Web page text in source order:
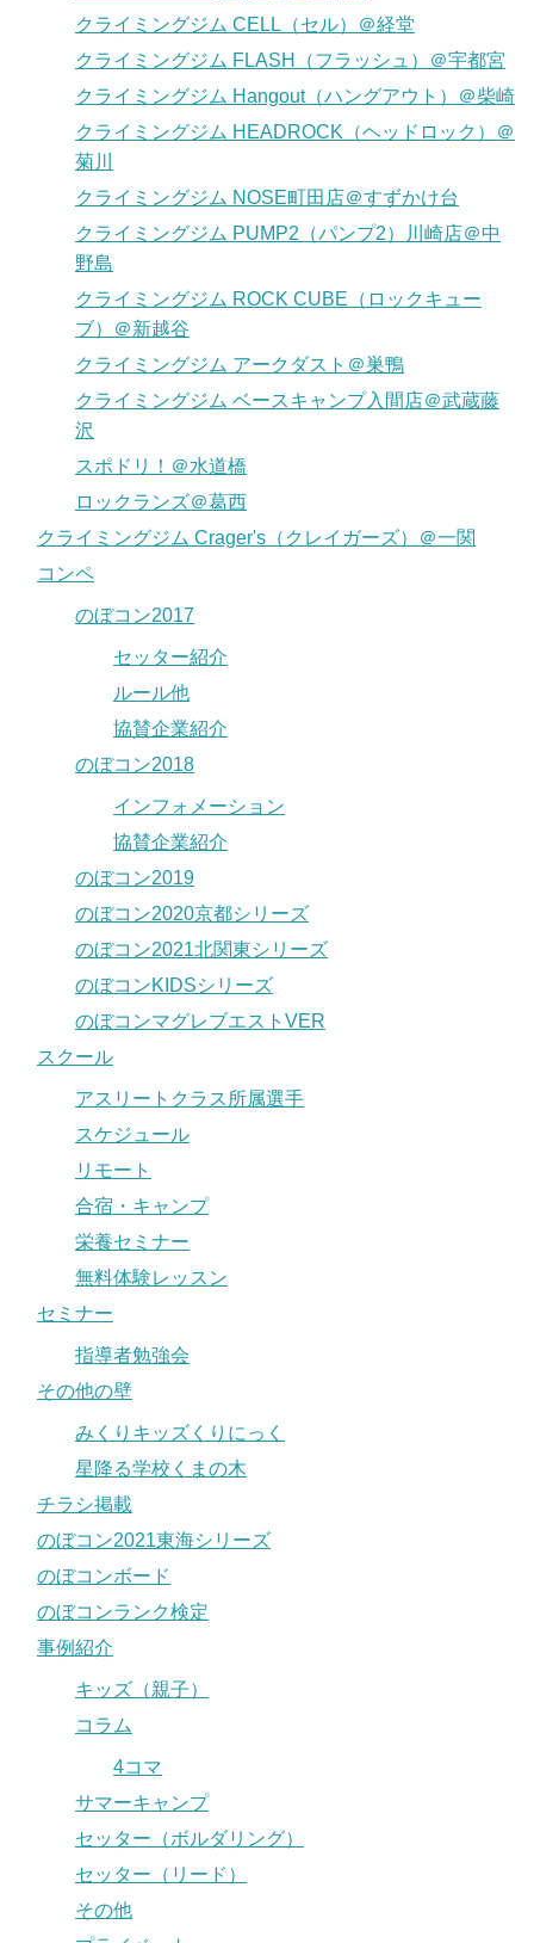
クライミングジム CELL（セル）＠経堂
クライミングジム FLASH（フラッシュ）＠宇都宮
クライミングジム Hangout（ハングアウト）＠柴崎
クライミングジム HEADROCK（ヘッドロック）＠
菊川
クライミングジム NOSE町田店＠すずかけ台
クライミングジム PUMP2（パンプ2）川崎店＠中
野島
クライミングジム ROCK CUBE（ロックキュー
ブ）＠新越谷
クライミングジム アークダスト＠巣鴨
クライミングジム ベースキャンプ入間店＠武蔵藤
沢
スポドリ！＠水道橋
ロックランズ＠葛西
クライミングジム Crager's（クレイガーズ）＠一関
コンペ
のぼコン2017
セッター紹介
ルール他
協賛企業紹介
のぼコン2018
インフォメーション
協賛企業紹介
のぼコン2019
のぼコン2020京都シリーズ
のぼコン2021北関東シリーズ
のぼコンKIDSシリーズ
のぼコンマグレブエストVER
スクール
アスリートクラス所属選手
スケジュール
リモート
合宿・キャンプ
栄養セミナー
無料体験レッスン
セミナー
指導者勉強会
その他の壁
みくりキッズくりにっく
星降る学校くまの木
チラシ掲載
のぼコン2021東海シリーズ
のぼコンボード
のぼコンランク検定
事例紹介
キッズ（親子）
コラム
4コマ
サマーキャンプ
セッター（ボルダリング）
セッター（リード）
その他